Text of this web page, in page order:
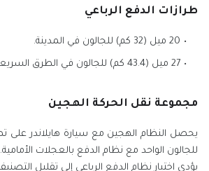
طرازات الدفع الرباعي
20 ميل (32 كم) للجالون في المدينة.
27 ميل (43.4 كم) للجالون في الطرق السريعة.
مجموعة نقل الحركة الهجين
للجالون الواحد مع نظام الدفع بالعجلات الأمامية.